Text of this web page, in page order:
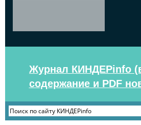
Журнал КИНДЕРinfo
содержание и PDF